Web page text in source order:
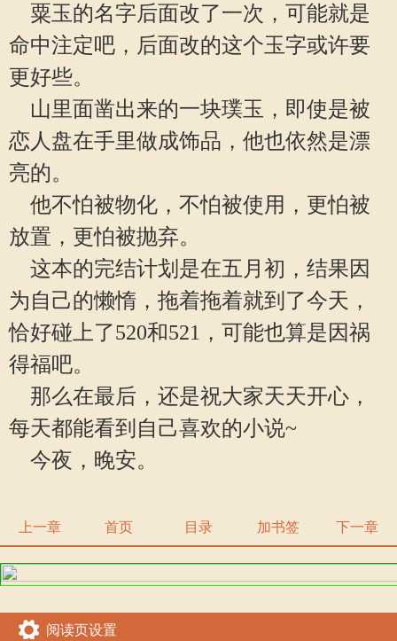
粟玉的名字后面改了一次，可能就是
命中注定吧，后面改的这个玉字或许要
更好些。
山里面凿出来的一块璞玉，即使是被
恋人盘在手里做成饰品，他也依然是漂
亮的。
他不怕被物化，不怕被使用，更怕被
放置，更怕被抛弃。
这本的完结计划是在五月初，结果因
为自己的懒惰，拖着拖着就到了今天，
恰好碰上了520和521，可能也算是因祸
得福吧。
那么在最后，还是祝大家天天开心，
每天都能看到自己喜欢的小说~
今夜，晚安。
上一章 首页 目录 加书签 下一章
阅读页设置